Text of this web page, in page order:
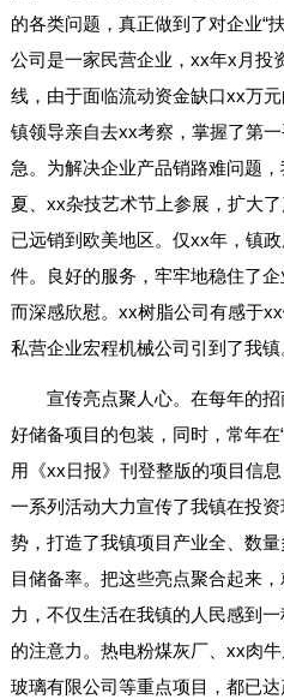
的各类问题，真正做到了对企业“
公司是一家民营企业，xx年x月投
线，由于面临流动资金缺口xx万
镇领导亲自去xx考察，掌握了第
急。为解决企业产品销路难问题
夏、xx杂技艺术节上参展，扩大
已远销到欧美地区。仅xx年，镇
件。良好的服务，牢牢地稳住了
而深感欣慰。xx树脂公司有感于
私营企业宏程机械公司引到了我镇
宣传亮点聚人心。在每年的
好储备项目的包装，同时，常年在
用《xx日报》刊登整版的项目信
一系列活动大力宣传了我镇在投
势，打造了我镇项目产业全、数
目储备率。把这些亮点聚合起来
力，不仅生活在我镇的人民感到
的注意力。热电粉煤灰厂、xx肉
玻璃有限公司等重点项目，都已达